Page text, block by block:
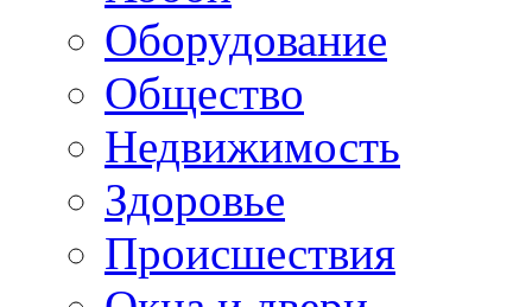
Оборудование
Общество
Недвижимость
Здоровье
Происшествия